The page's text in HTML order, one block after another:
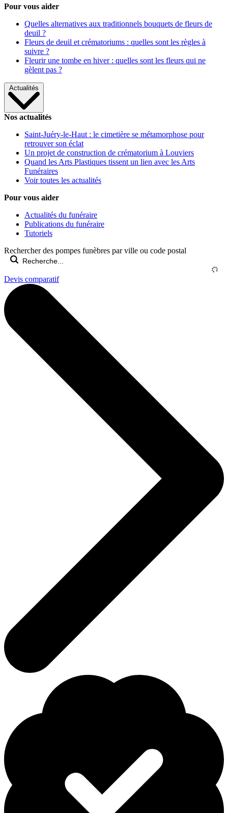
Pour vous aider
Quelles alternatives aux traditionnels bouquets de fleurs de
deuil ?
Fleurs de deuil et crématoriums : quelles sont les règles à
suivre ?
Fleurir une tombe en hiver : quelles sont les fleurs qui ne
gèlent pas ?
Actualités
Nos actualités
Saint-Juéry-le-Haut : le cimetière se métamorphose pour
retrouver son éclat
Un projet de construction de crématorium à Louviers
Quand les Arts Plastiques tissent un lien avec les Arts
Funéraires
Voir toutes les actualités
Pour vous aider
Actualités du funéraire
Publications du funéraire
Tutoriels
Rechercher des pompes funèbres par ville ou code postal
Devis comparatif